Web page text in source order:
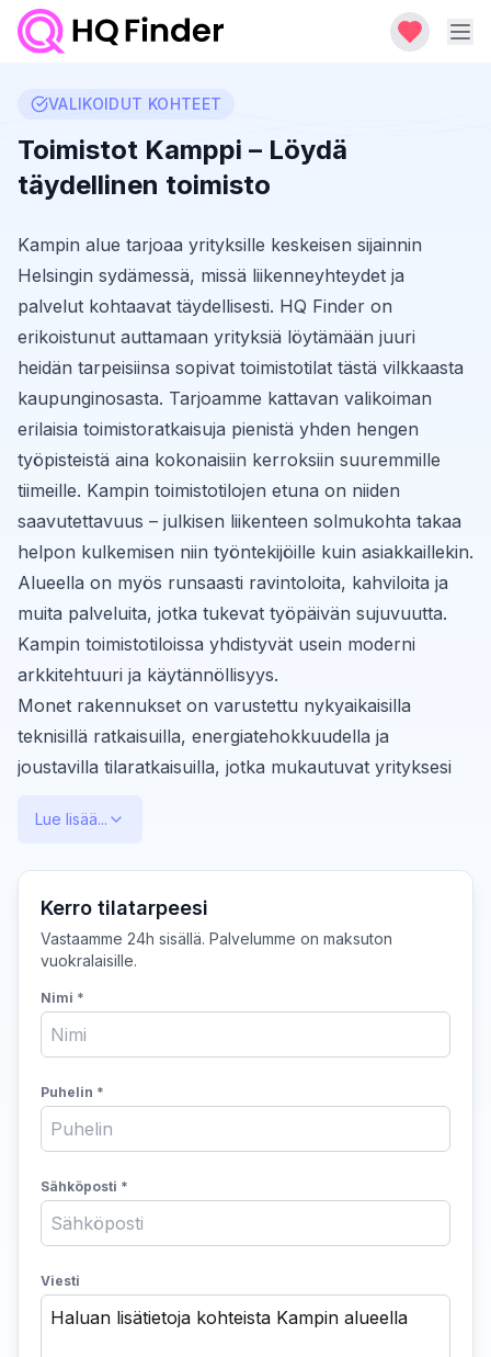
VALIKOIDUT KOHTEET
Toimistot Kamppi – Löydä
täydellinen toimisto
Kampin alue tarjoaa yrityksille keskeisen sijainnin
Helsingin sydämessä, missä liikenneyhteydet ja
palvelut kohtaavat täydellisesti. HQ Finder on
erikoistunut auttamaan yrityksiä löytämään juuri
heidän tarpeisiinsa sopivat toimistotilat tästä vilkkaasta
kaupunginosasta. Tarjoamme kattavan valikoiman
erilaisia toimistoratkaisuja pienistä yhden hengen
työpisteistä aina kokonaisiin kerroksiin suuremmille
tiimeille. Kampin toimistotilojen etuna on niiden
saavutettavuus – julkisen liikenteen solmukohta takaa
helpon kulkemisen niin työntekijöille kuin asiakkaillekin.
Alueella on myös runsaasti ravintoloita, kahviloita ja
muita palveluita, jotka tukevat työpäivän sujuvuutta.
Kampin toimistotiloissa yhdistyvät usein moderni
arkkitehtuuri ja käytännöllisyys.
Monet rakennukset on varustettu nykyaikaisilla
teknisillä ratkaisuilla, energiatehokkuudella ja
joustavilla tilaratkaisuilla, jotka mukautuvat yrityksesi
vertailemaan eri vaihtoehtoja ja löytämään
kiinteistönomistajien kanssa kilpailukykyiset hinnat ja
joustavat sopimusehdot. Kampissa on tarjolla myös
erityisesti kasvuyrityksille ja projektiluontoiseen
työskentelyyn.
pitkiä sitoutumisia. Ota yhteyttä HQ Finderiin ja kerro
tarpeistasi – autamme sinua löytämään täydellisen
Lue lisää...
Kerro tilatarpeesi
Vastaamme 24h sisällä. Palvelumme on maksuton
vuokralaisille.
Nimi *
Puhelin *
Sähköposti *
Viesti